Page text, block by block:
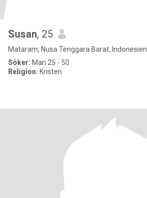
Susan, 25
Mataram, Nusa Tenggara Barat, Indonesien
Söker: Man 25 - 50
Religion: Kristen